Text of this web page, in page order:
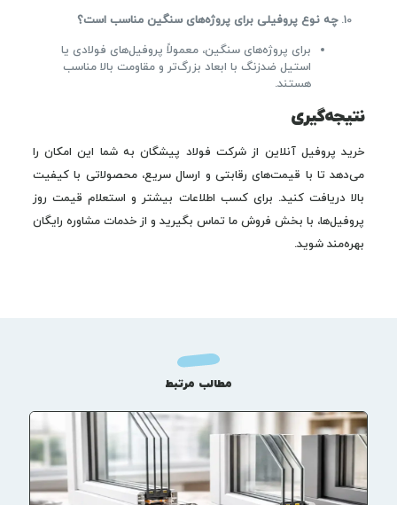
چه نوع پروفیلی برای پروژه‌های سنگین مناسب است؟
برای پروژه‌های سنگین، معمولاً پروفیل‌های فولادی یا
استیل ضدزنگ با ابعاد بزرگ‌تر و مقاومت بالا مناسب
هستند.
نتیجه‌گیری
خرید پروفیل آنلاین از شرکت فولاد پیشگان به شما این امکان را
می‌دهد تا با قیمت‌های رقابتی و ارسال سریع، محصولاتی با کیفیت
بالا دریافت کنید. برای کسب اطلاعات بیشتر و استعلام قیمت روز
پروفیل‌ها، با بخش فروش ما تماس بگیرید و از خدمات مشاوره رایگان
بهره‌مند شوید.
مطالب مرتبط